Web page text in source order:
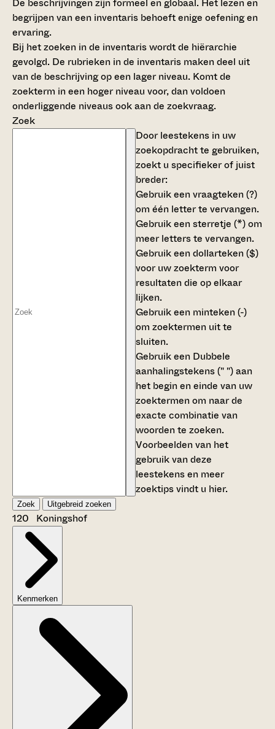
begrijpen van een inventaris behoeft enige oefening en
ervaring.
Bij het zoeken in de inventaris wordt de hiërarchie
gevolgd. De rubrieken in de inventaris maken deel uit
van de beschrijving op een lager niveau. Komt de
zoekterm in een hoger niveau voor, dan voldoen
onderliggende niveaus ook aan de zoekvraag.
Zoek
Door leestekens in uw
zoekopdracht te gebruiken,
zoekt u specifieker of juist
breder:
Gebruik eenvraagteken (?)
om één letter te vervangen.
Gebruik eensterretje (*)om
meer letters te vervangen.
Gebruik eendollarteken ($)
voor uw zoekterm voor
resultaten die op elkaar
lijken.
Gebruik een minteken (-)
om zoektermen uit te
sluiten.
Gebruik een Dubbele
aanhalingstekens (" ")aan
het begin en einde van uw
zoektermen om naar de
exacte combinatie van
woorden te zoeken.
Voorbeelden van het
gebruik van deze
leestekens en meer
zoektips vindt u hier.
Zoek Uitgebreid zoeken
120 Koningshof
Kenmerken